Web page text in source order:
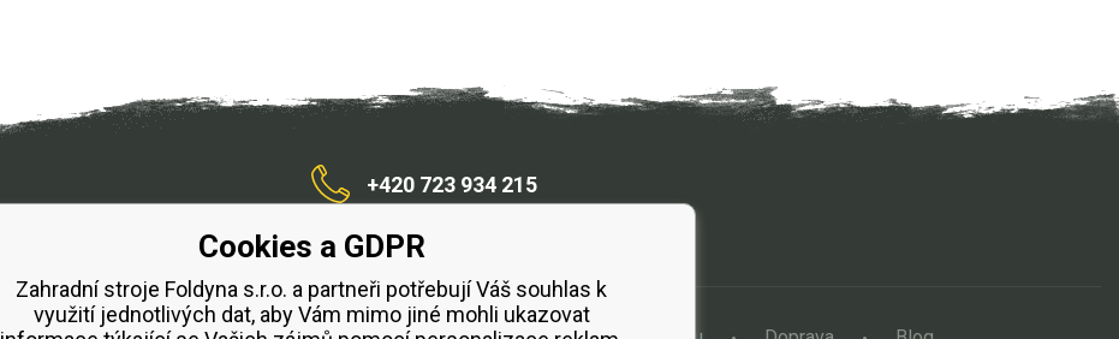
/zahradnístroje
+420 723 934 215
Cookies a GDPR
Zahradní stroje Foldyna s.r.o. a partneři potřebují Váš souhlas k
využití jednotlivých dat, aby Vám mimo jiné mohli ukazovat